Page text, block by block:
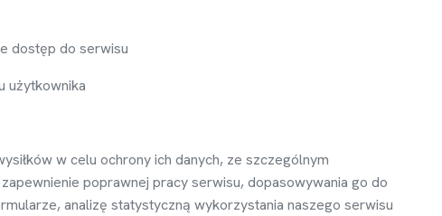
dostęp do serwisu
użytkownika
w celu ochrony ich danych, ze szczególnym
poprawnej pracy serwisu, dopasowywania go do
analizę statystyczną wykorzystania naszego serwisu